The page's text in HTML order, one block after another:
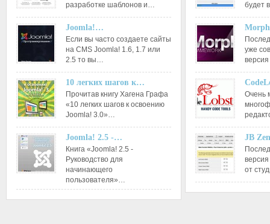
разработке шаблонов и…
Joomla!…
Если вы часто создаете сайты
на CMS Joomla! 1.6, 1.7 или
2.5 то вы…
10 легких шагов к…
Прочитав книгу Хагена Графа
«10 легких шагов к освоению
Joomla! 3.0»…
Joomla! 2.5 -…
Книга «Joomla! 2.5 -
Руководство для
начинающего
пользователя»…
будет
уже
Очень
JB
от